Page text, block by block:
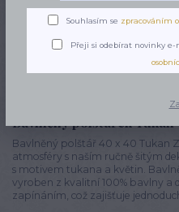
Bavlněný polštářek Tukan
Bavlněný polštář 40 x 40 Tukan
atmosféry s naším ručně šitým
s motivem tukana a květin.
vyroben z kvalitní 100% bavlny
zapínáním, což zajišťuje
Souhlasím se zpracováním
Přeji si odebírat novinky